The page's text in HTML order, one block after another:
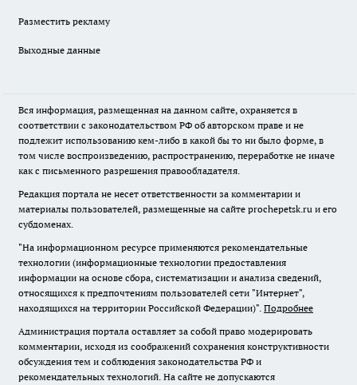
Разместить рекламу
Выходные данные
Вся информация, размещенная на данном сайте, охраняется в
соответствии с законодательством РФ об авторском праве и не
подлежит использованию кем-либо в какой бы то ни было форме, в
том числе воспроизведению, распространению, переработке не иначе
как с письменного разрешения правообладателя.
Редакция портала не несет ответственности за комментарии и
материалы пользователей, размещенные на сайте prochepetsk.ru и его
субдоменах.
"На информационном ресурсе применяются рекомендательные
технологии (информационные технологии предоставления
информации на основе сбора, систематизации и анализа сведений,
относящихся к предпочтениям пользователей сети "Интернет",
находящихся на территории Российской Федерации)". Подробнее
Администрация портала оставляет за собой право модерировать
комментарии, исходя из соображений сохранения конструктивности
обсуждения тем и соблюдения законодательства РФ и
рекомендательных технологий. На сайте не допускаются